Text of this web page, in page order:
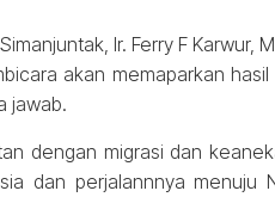
Ir. Ferry F Karwur,
akan memaparkan
jawab.
dengan migrasi dan
dan perjalannnya menuju